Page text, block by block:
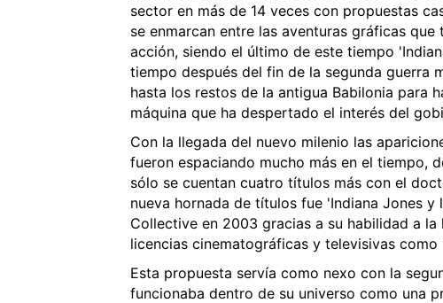
sector en más de 14 veces con propuestas
se enmarcan entre las aventuras gráficas
acción, siendo el último de este tiempo
tiempo después del fin de la segunda guerra
hasta los restos de la antigua Babilonia para
máquina que ha despertado el interés del
Con la llegada del nuevo milenio las
fueron espaciando mucho más en el tiempo,
sólo se cuentan cuatro títulos más con el
nueva hornada de títulos fue 'Indiana Jones
Collective en 2003 gracias a su habilidad a
licencias cinematográficas y televisivas
Esta propuesta servía como nexo con la
funcionaba dentro de su universo como una